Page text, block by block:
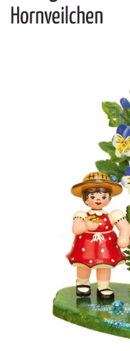
Hornveilchen